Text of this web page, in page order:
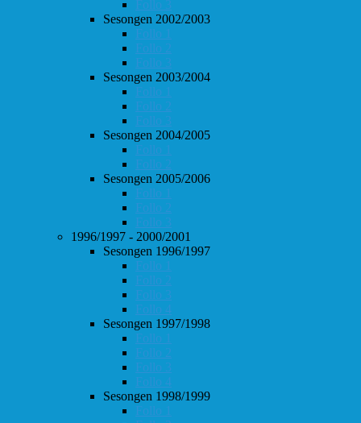
Follo 3
Sesongen 2002/2003
Follo 1
Follo 2
Follo 3
Sesongen 2003/2004
Follo 1
Follo 2
Follo 3
Sesongen 2004/2005
Follo 1
Follo 2
Sesongen 2005/2006
Follo 1
Follo 2
Follo 3
1996/1997 - 2000/2001
Sesongen 1996/1997
Follo 1
Follo 2
Follo 3
Follo 4
Sesongen 1997/1998
Follo 1
Follo 2
Follo 3
Follo 4
Sesongen 1998/1999
Follo 1